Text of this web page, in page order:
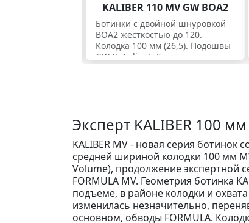
KALIBER 110 MV GW BOA2
Ботинки с двойной шнуровкой
BOA2 жесткостью до 120.
Колодка 100 мм (26,5). Подошвы
GW (+ Apline). Для экспертов.
Эксперт KALIBER 100 мм
KALIBER MV - новая серия ботинок
средней шириной колодки 100 мм
Volume), продолжение экспертной
FORMULA MV. Геометрия ботинка
подъеме, в районе колодки и
изменилась незначительно,
основном, обводы FORMULA.